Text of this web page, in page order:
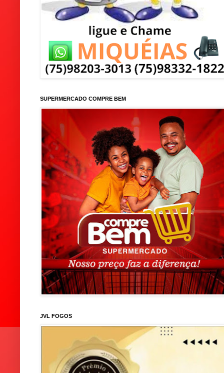
SUPERMERCADO COMPRE BEM
JVL FOGOS